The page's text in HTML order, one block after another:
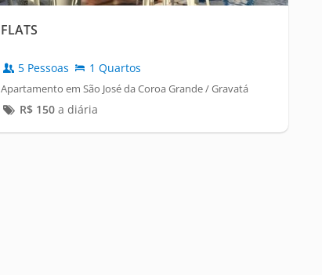
FLATS
5 Pessoas 1 Quartos
Apartamento em São José da Coroa Grande / Gravatá
R$ 150a diária